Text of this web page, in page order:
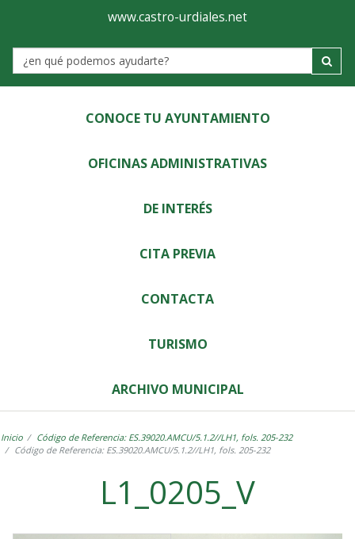
Ayuntamiento
de
Castro-
Urdiales
www.castro-urdiales.net
Label
CONOCE TU AYUNTAMIENTO
OFICINAS ADMINISTRATIVAS
DE INTERÉS
CITA PREVIA
CONTACTA
TURISMO
ARCHIVO MUNICIPAL
Inicio
Código de Referencia: ES.39020.AMCU/5.1.2//LH1, fols. 205-232
Código de Referencia: ES.39020.AMCU/5.1.2//LH1, fols. 205-232
L1_0205_V